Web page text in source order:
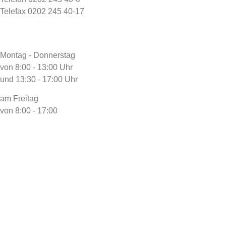
Telefax 0202 245 40-17
Montag - Donnerstag
von 8:00 - 13:00 Uhr
und 13:30 - 17:00 Uhr
am Freitag
von 8:00 - 17:00